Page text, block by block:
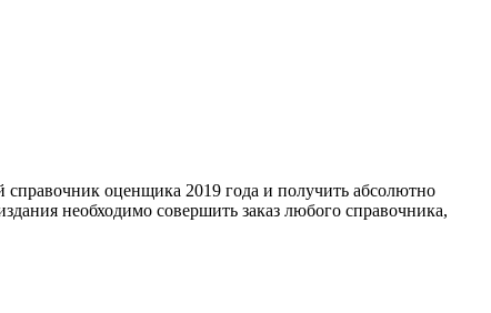
оценщика 2019 года и получить абсолютно
необходимо совершить заказ любого справочника,